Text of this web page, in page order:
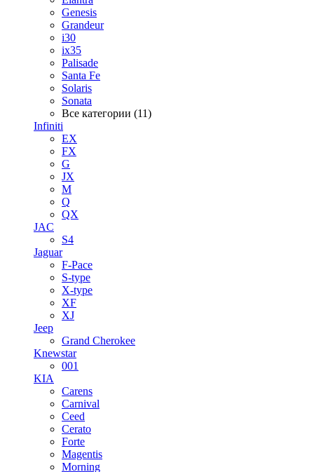
Genesis
Grandeur
i30
ix35
Palisade
Santa Fe
Solaris
Sonata
Все категории (11)
Infiniti
EX
FX
G
JX
M
Q
QX
JAC
S4
Jaguar
F-Pace
S-type
X-type
XF
XJ
Jeep
Grand Cherokee
Knewstar
001
KIA
Carens
Carnival
Ceed
Cerato
Forte
Magentis
Morning